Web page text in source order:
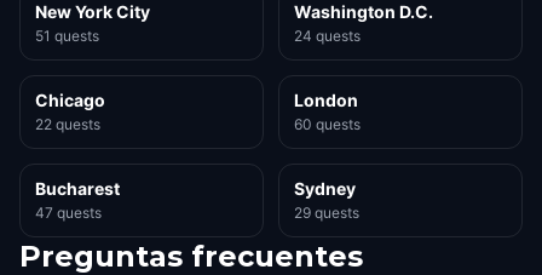
New York City
51 quests
Washington D.C.
24 quests
Chicago
22 quests
London
60 quests
Bucharest
47 quests
Sydney
29 quests
Preguntas frecuentes